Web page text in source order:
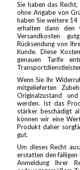
Sie haben das
ohne Angabe von
haben Sie weitere 14
erhalten dann den
Versandkosten
Rücksendung von
Kunde. Diese
genauen Tarife
Wenn Sie Ihr
mitgelieferten
Originalzustand
werden. Ist das
stärker beschädigt
können wir eine
Produkt daher
gut.
Um dieses Recht
erstatten den fälligen
Anmeldung Ihrer